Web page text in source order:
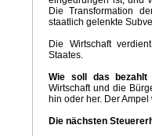
Die Transformation
staatlich gelenkte
Die Wirtschaft
Staates.
Wie soll das bezahlt
Wirtschaft und die
hin oder her. Der
Die nächsten